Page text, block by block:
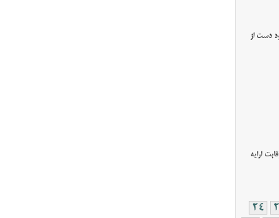
دست از
ارایه
24